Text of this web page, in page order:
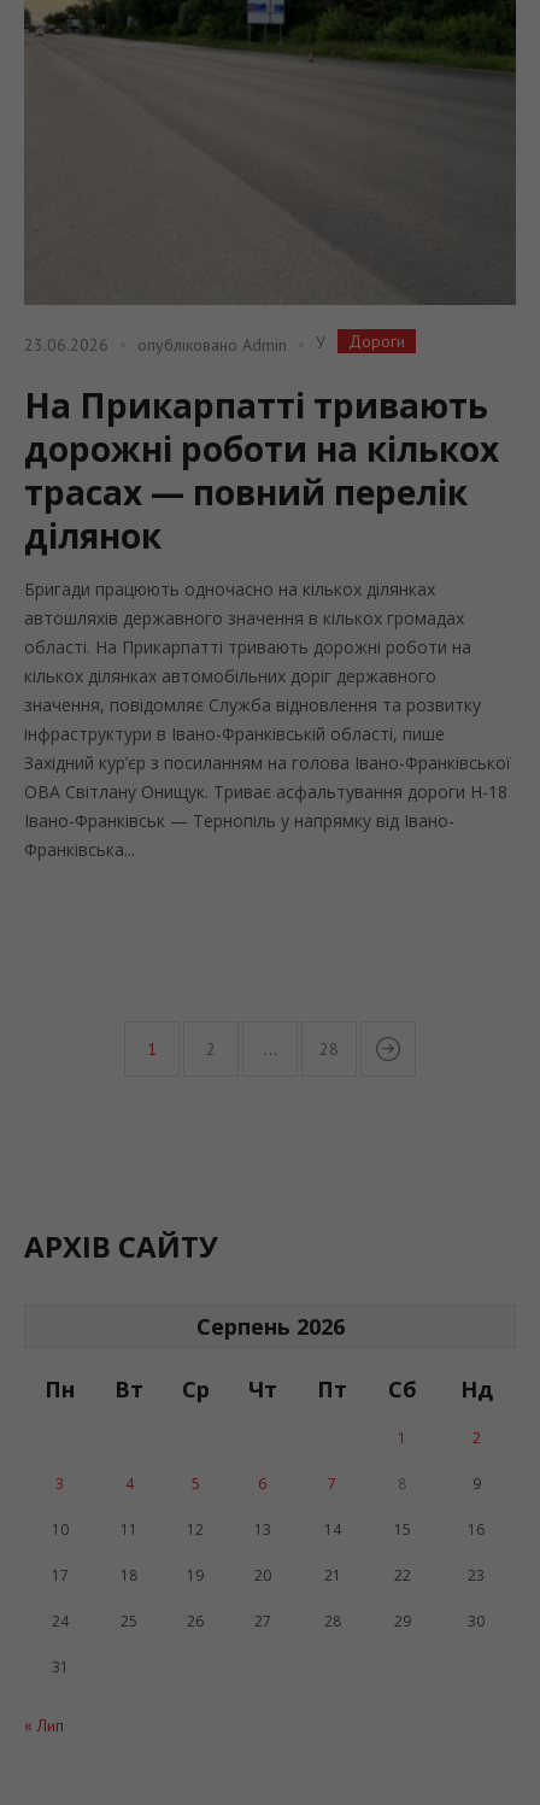
23.06.2026 опубліковано Admin У Дороги
На Прикарпатті тривають
дорожні роботи на кількох
трасах — повний перелік
ділянок
Бригади працюють одночасно на кількох ділянках
автошляхів державного значення в кількох громадах
області. На Прикарпатті тривають дорожні роботи на
кількох ділянках автомобільних доріг державного
значення, повідомляє Служба відновлення та розвитку
інфраструктури в Івано-Франківській області, пише
Західний кур’єр з посиланням на голова Івано-Франківської
ОВА Світлану Онищук. Триває асфальтування дороги Н-18
Івано-Франківськ — Тернопіль у напрямку від Івано-
Франківська...
1 2 … 28
АРХІВ САЙТУ
Серпень 2026
Пн Вт Ср Чт Пт Сб Нд
« Лип
1 2
3 4 5 6 7 8 9
10 11 12 13 14 15 16
17 18 19 20 21 22 23
24 25 26 27 28 29 30
31